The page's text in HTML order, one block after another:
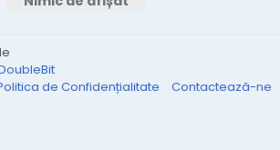
de Confidențialitate Contactează-ne